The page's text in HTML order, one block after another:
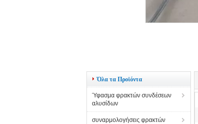
Όλα τα Προϊόντα
Ύφασμα φρακτών συνδέσεων
αλυσίδων
συναρμολογήσεις φρακτών